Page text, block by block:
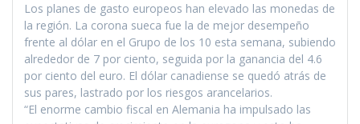
Los planes de gasto europeos han elevado las monedas de
la región. La corona sueca fue la de mejor desempeño
frente al dólar en el Grupo de los 10 esta semana, subiendo
alrededor de 7 por ciento, seguida por la ganancia del 4.6
por ciento del euro. El dólar canadiense se quedó atrás de
sus pares, lastrado por los riesgos arancelarios.
“El enorme cambio fiscal en Alemania ha impulsado las